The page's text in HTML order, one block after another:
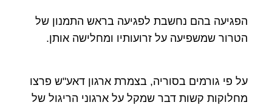
הפגיעה בהם נחשבת לפגיעה בראש התמנון של
הטרור שמשפיעה על זרועותיו ומחלישה אותן.
על פי גורמים בסוריה, בצמרת ארגון דאע"ש פרצו
מחלוקות קשות דבר שמקל על ארגוני הריגול של